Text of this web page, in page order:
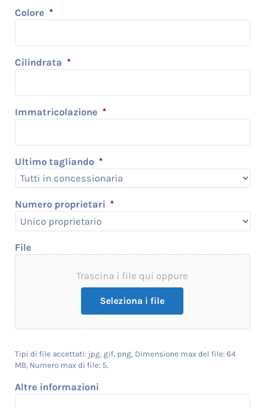
Colore *
Cilindrata *
Immatricolazione *
Ultimo tagliando *
Numero proprietari *
File
Trascina i file qui oppure
Seleziona i file
Tipi di file accettati: jpg, gif, png, Dimensione max del file: 64
MB, Numero max di file: 5.
Altre informazioni